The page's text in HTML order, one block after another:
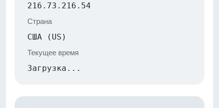
216.73.216.54
Страна
США (US)
Текущее время
Загрузка...